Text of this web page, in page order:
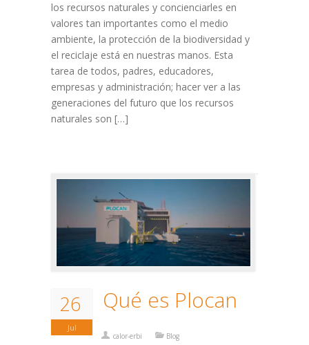
los recursos naturales y concienciarles en
valores tan importantes como el medio
ambiente, la protección de la biodiversidad y
el reciclaje está en nuestras manos. Esta
tarea de todos, padres, educadores,
empresas y administración; hacer ver a las
generaciones del futuro que los recursos
naturales son […]
26
Jul
Qué es Plocan
calor-erbi
Blog